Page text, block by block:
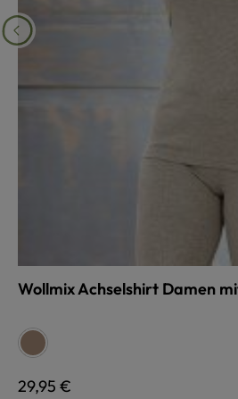
Wollmix Achselshirt Damen
Farbewalnuss
Regulärer Preis:
29,95 €